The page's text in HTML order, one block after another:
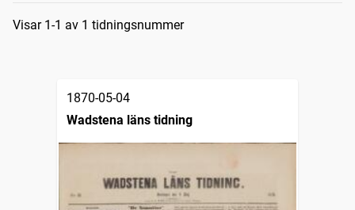
Sökresultat
Visar 1-1 av 1 tidningsnummer
1870-05-04
Wadstena läns tidning